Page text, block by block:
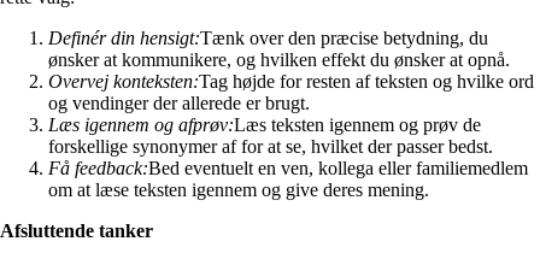
Definér din hensigt:Tænk over den præcise betydning, du
ønsker at kommunikere, og hvilken effekt du ønsker at opnå.
Overvej konteksten:Tag højde for resten af teksten og hvilke ord
og vendinger der allerede er brugt.
Læs igennem og afprøv:Læs teksten igennem og prøv de
forskellige synonymer af for at se, hvilket der passer bedst.
Få feedback:Bed eventuelt en ven, kollega eller familiemedlem
om at læse teksten igennem og give deres mening.
Afsluttende tanker